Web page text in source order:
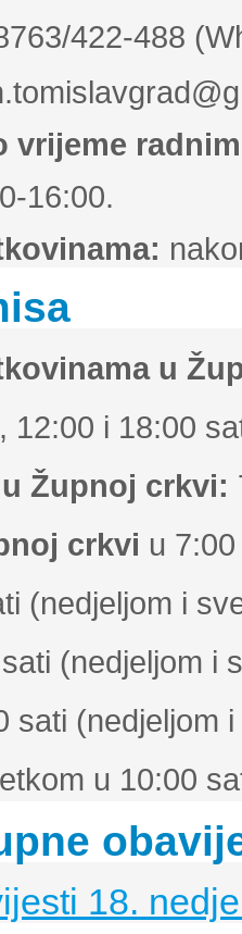
422-488
vrijeme
16:00.
u
12:00 i 18:00
Župnoj crkvi:
crkvi u
(nedjeljom i
(nedjeljom i
sati (nedjeljom
u 10:00
18.